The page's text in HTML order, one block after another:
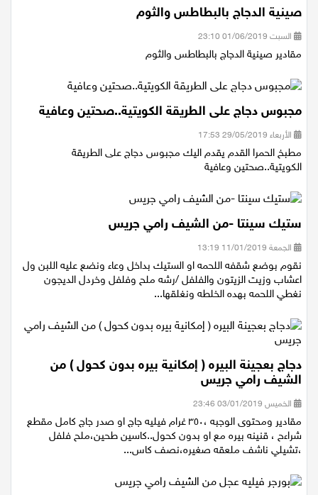
صينية الدجاج بالبطاطس والثوم
السبت 01/06/2019 23:10
مقادير صينية الدجاج بالبطاطس والثوم
مجبوس دجاج على الطريقة الكويتية..صحتين وعافية
الأربعاء 29/05/2019 17:53
مطبخ الحمرا القدم يقدم اليك مجبوس دجاج على الطريقة
الكويتية..صحتين وعافية
ستيك سينتا -من الشيف رامي جريس
الجمعة 11/01/2019 13:19
نقوم بوضع شقفه اللحمه او الستيك بداخل وعاء ونضع عليه اللبن ول
اعشاب وزيت الزيتون والفلفل /رشه ملح وفلفل وخردل الديجون
نغطي اللحمه بهده الخلطه ونغلقها...
دجاج بعجينة البيره ( إمكانية بيره بدون كحول ) من
الشيف رامي جريس
الخميس 03/01/2019 23:46
مقادير ومحتوى الوجبه ،٣٥٠ غرام فيليه جاج او صدر جاج كامل مقطع
شراءح ، قنينه بيره مع او بدون كحول..كاسين طحين،ملح فلفل
،تشيلي ناشف ملعقه صغيره،نصف كاس...